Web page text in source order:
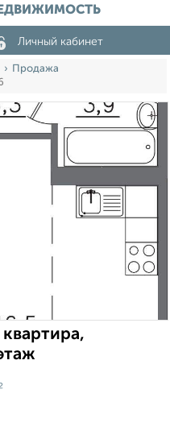
Личный кабинет
Продажа